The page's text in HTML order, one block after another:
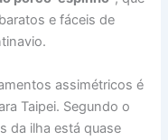
e fáceis de
assimétricos é
Taipei. Segundo o
da ilha está quase